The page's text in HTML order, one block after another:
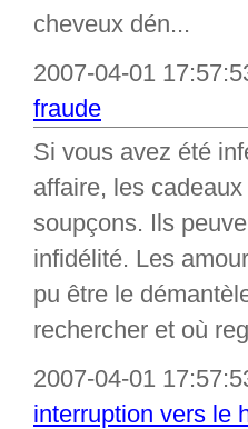
cheveux dén...
2007-04-01
fraude
Si vous avez été
affaire, les
soupçons. Ils
infidélité. Les
pu être le
rechercher et où
2007-04-01
interruption vers le